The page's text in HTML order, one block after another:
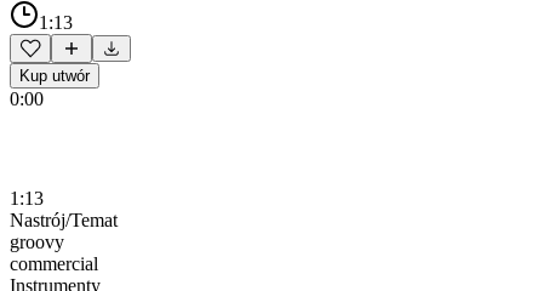
1:13
Kup utwór
0:00
1:13
Nastrój/Temat
groovy
commercial
Instrumenty